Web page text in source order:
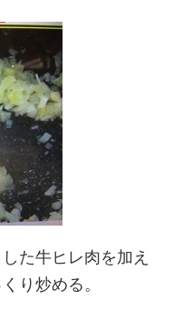
た牛ヒレ肉を加え
り炒める。